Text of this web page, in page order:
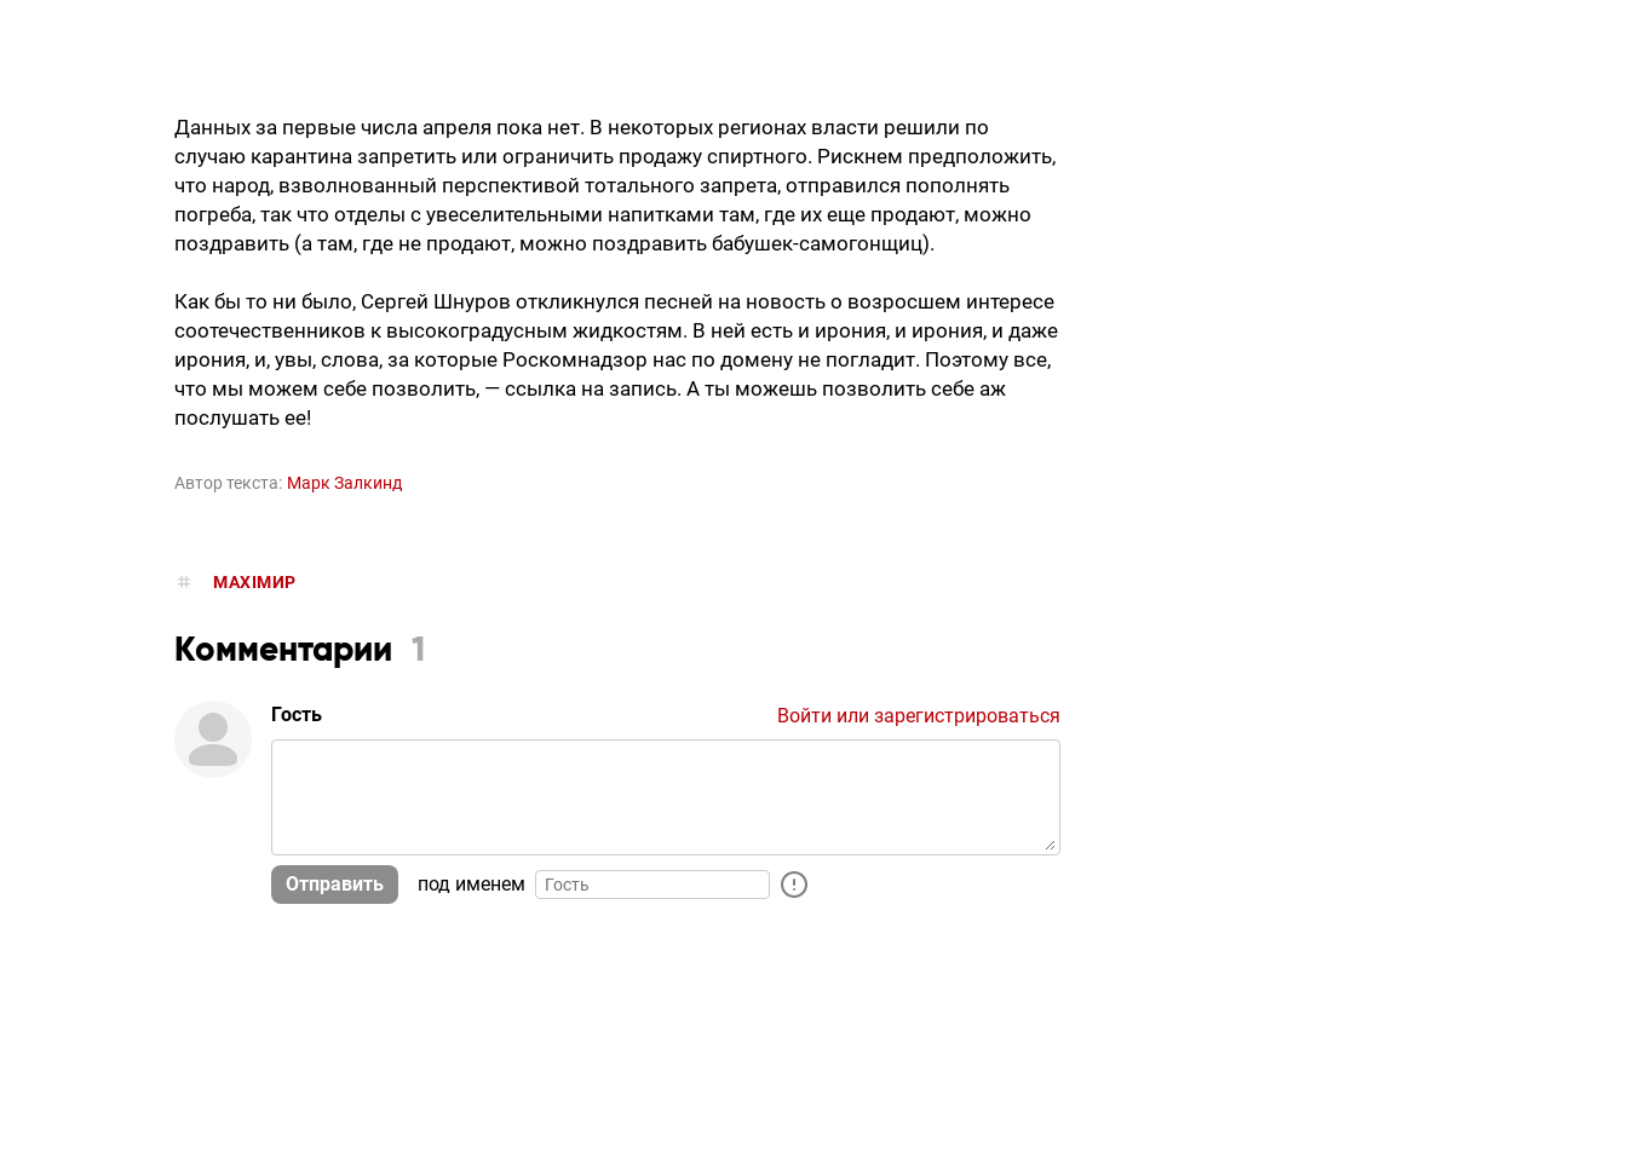
Данных за первые числа апреля пока нет. В некоторых регионах власти решили по
случаю карантина запретить или ограничить продажу спиртного. Рискнем предположить,
что народ, взволнованный перспективой тотального запрета, отправился пополнять
погреба, так что отделы с увеселительными напитками там, где их еще продают, можно
поздравить (а там, где не продают, можно поздравить бабушек-самогонщиц).
Как бы то ни было, Сергей Шнуров откликнулся песней на новость о возросшем интересе
соотечественников к высокоградусным жидкостям. В ней есть и ирония, и ирония, и даже
ирония, и, увы, слова, за которые Роскомнадзор нас по домену не погладит. Поэтому все,
что мы можем себе позволить, — ссылка на запись. А ты можешь позволить себе аж
послушать ее!
Автор текста: Марк Залкинд
MAXIMИР
Комментарии 1
Гость Войти или зарегистрироваться
Отправить под именем